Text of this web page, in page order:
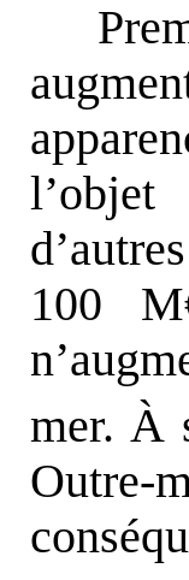
l’objet
100
mer. À